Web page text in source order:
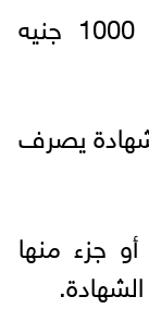
• الحد الأدنى لشراء الشهادة: 1000 جنيه
يصرف
جزء منها